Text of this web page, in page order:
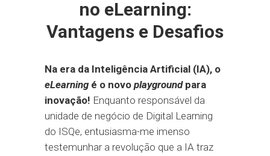
no eLearning:
Vantagens e Desafios
Na era da Inteligência Artificial (IA), o
eLearningé o novo playgroundpara
inovação! Enquanto responsável da
unidade de negócio de Digital Learning
do ISQe, entusiasma-me imenso
testemunhar a revolução que a IA traz